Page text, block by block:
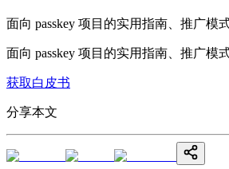
面向 passkey 项目的实用指南、推广模
面向 passkey 项目的实用指南、推广模
获取白皮书
分享本文